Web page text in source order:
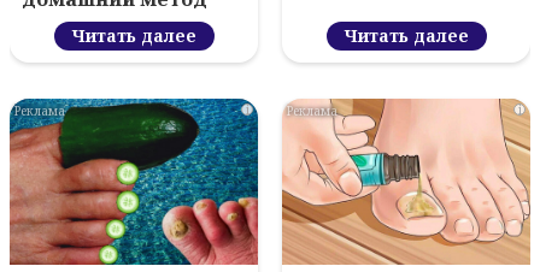
Читать далее Читать далее
i i